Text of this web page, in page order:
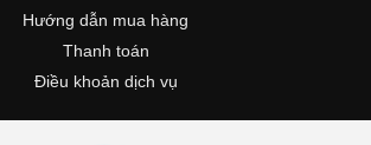
Hướng dẫn mua hàng
Thanh toán
Điều khoản dịch vụ